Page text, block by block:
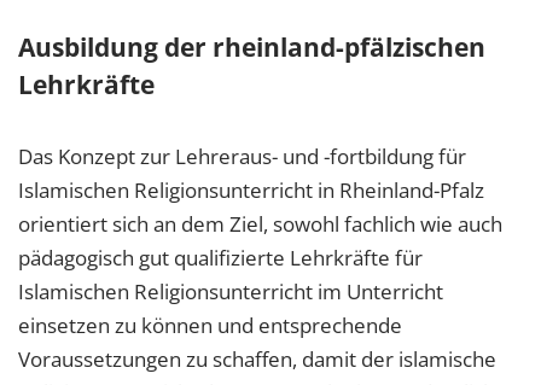
Ausbildung der rheinland-pfälzischen
Lehrkräfte
Das Konzept zur Lehreraus- und -fortbildung für
Islamischen Religionsunterricht in Rheinland-Pfalz
orientiert sich an dem Ziel, sowohl fachlich wie auch
pädagogisch gut qualifizierte Lehrkräfte für
Islamischen Religionsunterricht im Unterricht
einsetzen zu können und entsprechende
Voraussetzungen zu schaffen, damit der islamische